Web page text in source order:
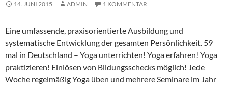
14. JUNI 2015 ADMIN 1 KOMMENTAR
Eine umfassende, praxisorientierte Ausbildung und
systematische Entwicklung der gesamten Persönlichkeit. 59
mal in Deutschland – Yoga unterrichten! Yoga erfahren! Yoga
praktizieren! Einlösen von Bildungsschecks möglich! Jede
Woche regelmäßig Yoga üben und mehrere Seminare im Jahr